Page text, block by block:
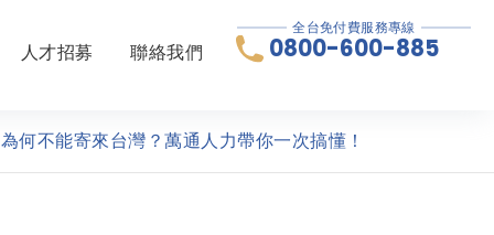
人才招募 聯絡我們
全台免付費服務專線
0800-600-885
何不能寄來台灣？萬通人力帶你一次搞懂！